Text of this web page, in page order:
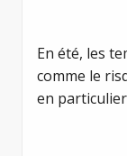
En été, les
comme le
en
équilibre